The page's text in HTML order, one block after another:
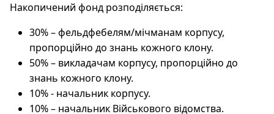
Накопичений фонд розподіляється:
30% – фельдфебелям/мічманам корпусу,
пропорційно до знань кожного клону.
50% – викладачам корпусу, пропорційно до
знань кожного клону.
10% - начальник корпусу.
10% – начальник Військового відомства.